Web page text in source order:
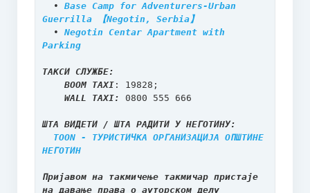
  •
Base Camp for Adventurers-Urban
Guerrilla 【Negotin, Serbia】
  •
Negotin Centar Apartment with
Parking
TАКСИ СЛУЖБЕ:
BOOM TAXI: 19828;
WALL TAXI:
0800 555 666
ШТА ВИДЕТИ / ШТА РАДИТИ У НЕГОТИНУ:
TOON - ТУРИСТИЧКА ОРГАНИЗАЦИЈА ОПШТИНЕ
НЕГОТИН
Пријавом на такмичење такмичар пристаје
на давање права о ауторском делу